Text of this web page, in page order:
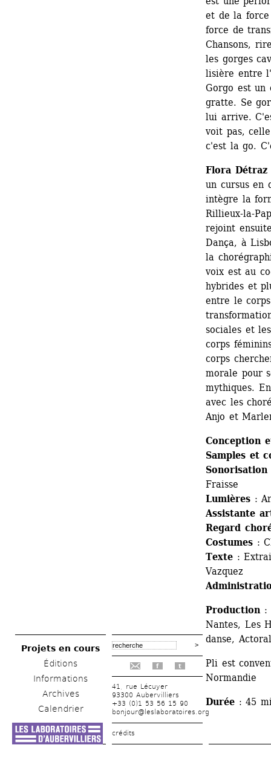
Projets en cours
Éditions
Informations
Archives
Calendrier
f t
41, rue Lécuyer
93300 Aubervilliers
+33 (0)1 53 56 15 90
bonjour@leslaboratoires.org
crédits
et de la
force de
Chansons,
les gorges
lisière entre
Gorgo est un
gratte. Se
lui arrive.
voit pas,
c'est la go.
Flora Détraz
un cursus en
intègre la
Rillieux-la-
rejoint
Dança, à
la
voix est au
hybrides et
entre le
sociales et
corps
corps
morale pour
mythiques.
avec les
Anjo et
Conception
Samples et
Fraisse
Lumières :
Assistante
Regard
Costumes :
Texte :
Vazquez
Production:
Nantes, Les
danse,
Pli est
Normandie
Durée : 45